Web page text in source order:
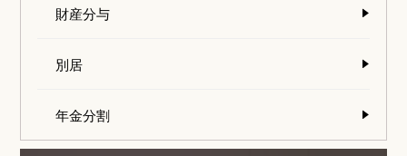
財産分与
別居
年金分割